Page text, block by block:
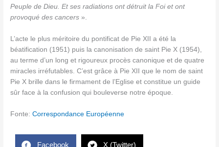
Peuple de Dieu. Et ses radiations ont détruit la Foi et ont
provoqué des cancers ».
L’acte le plus méritoire du pontificat de Pie XII a été la
béatification (1951) puis la canonisation de saint Pie X (1954),
au terme d’un long et rigoureux procès canonique et de quatre
miracles irréfutables. C’est grâce à Pie XII que le nom de saint
Pie X brille dans le firmament de l’Eglise et constitue un guide
sûr face à la confusion qui bouleverse notre époque.
Fonte:Correspondance Européenne
Facebook X (Twitter)